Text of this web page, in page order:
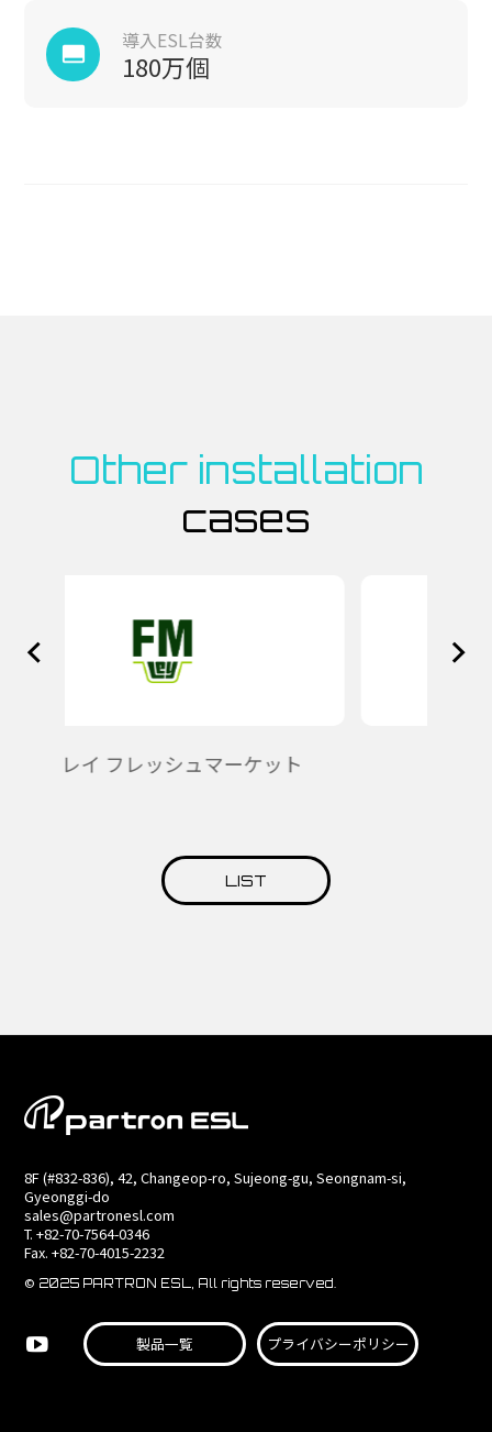
call_to_action
導入ESL台数
180万個
Other installation
cases
ュマーケット
LIST
8F (#832-836), 42, Changeop-ro, Sujeong-gu, Seongnam-si,
Gyeonggi-do
sales@partronesl.com
T. +82-70-7564-0346
Fax. +82-70-4015-2232
© 2025 PARTRON ESL, All rights reserved.
製品一覧 プライバシーポリシー